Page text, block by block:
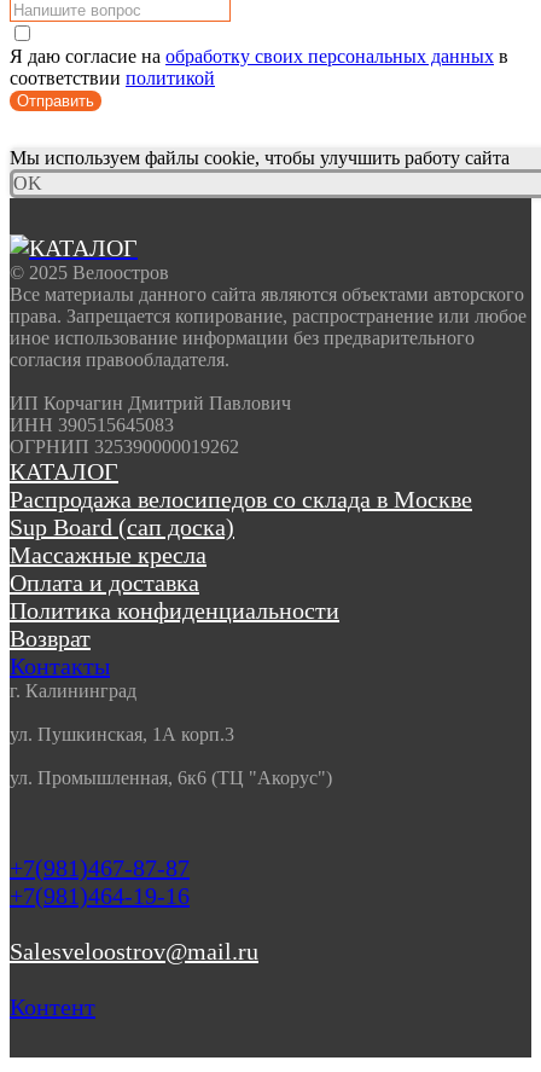
Я даю согласие на обработку своих персональных данных в
соответствии политикой
Отправить
Мы используем файлы cookie, чтобы улучшить работу сайта
OK
© 2025 Велоостров
Все материалы данного сайта являются объектами авторского
права. Запрещается копирование, распространение или любое
иное использование информации без предварительного
согласия правообладателя.
ИП Корчагин Дмитрий Павлович
ИНН 390515645083
ОГРНИП 325390000019262
КАТАЛОГ
Распродажа велосипедов со склада в Москве
Sup Board (сап доска)
Массажные кресла
Оплата и доставка
Политика конфиденциальности
Возврат
Контакты
г. Калининград
ул. Пушкинская, 1А корп.3
ул. Промышленная, 6к6 (ТЦ "Акорус")
+7(981)467-87-87
+7(981)464-19-16
Salesveloostrov@mail.ru
Контент